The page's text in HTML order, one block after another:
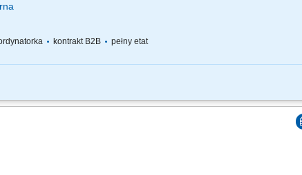
kontrakt B2B pełny etat
za jej wyniki biznesowe i stabilny wzrost. Wyznaczanie kierunku